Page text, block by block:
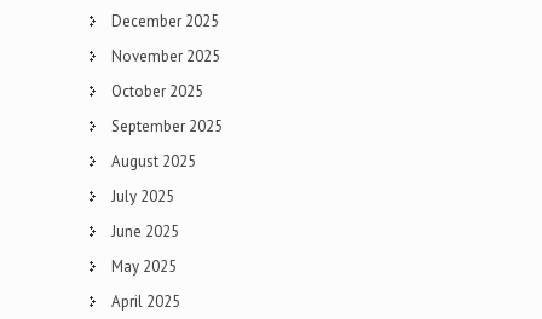
December 2025
November 2025
October 2025
September 2025
August 2025
July 2025
June 2025
May 2025
April 2025